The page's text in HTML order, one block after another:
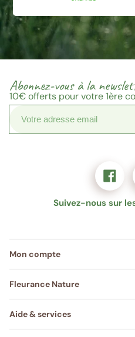
Abonnez-vous à la
10€offerts pour votre 1ère
Suivez-nous sur
Mon compte
Fleurance Nature
Aide & services